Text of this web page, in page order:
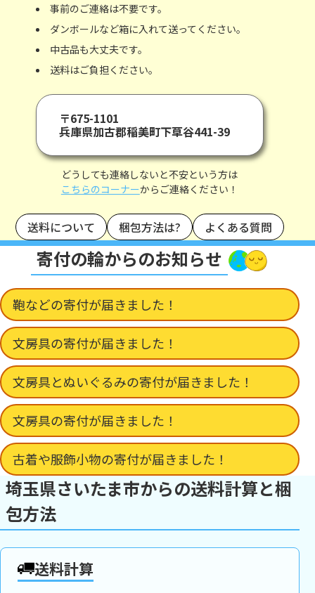
事前のご連絡は不要です。
ダンボールなど箱に入れて送ってください。
中古品も大丈夫です。
送料はご負担ください。
〒675-1101
兵庫県加古郡稲美町下草谷441-39
どうしても連絡しないと不安という方は
こちらのコーナーからご連絡ください！
送料について 梱包方法は? よくある質問
寄付の輪からのお知らせ
鞄などの寄付が届きました！
文房具の寄付が届きました！
文房具とぬいぐるみの寄付が届きました！
文房具の寄付が届きました！
古着や服飾小物の寄付が届きました！
埼玉県さいたま市からの送料計算と梱
包方法
送料計算